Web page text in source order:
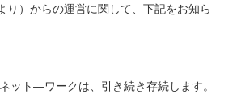
り）からの運営に関して、下記をお知ら
ット―ワークは、引き続き存続します。